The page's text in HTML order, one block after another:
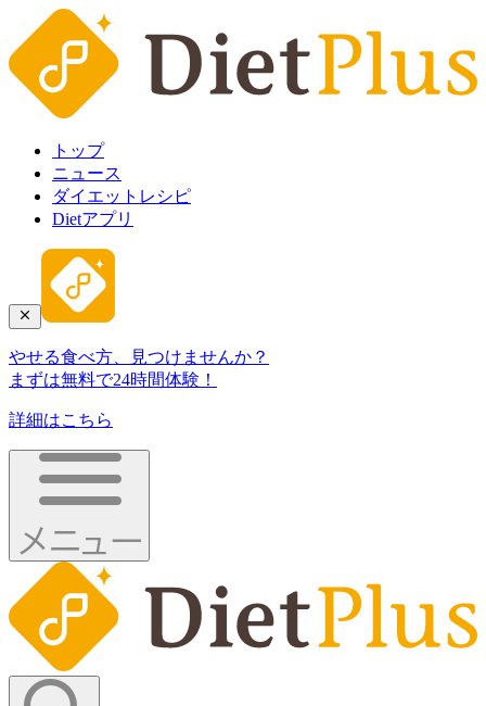
トップ
ニュース
ダイエットレシピ
Dietアプリ
やせる食べ方、見つけませんか？
まずは無料で24時間体験！
詳細はこちら